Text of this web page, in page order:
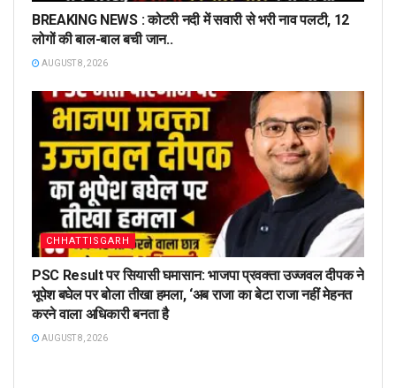
BREAKING NEWS : कोटरी नदी में सवारी से भरी नाव पलटी, 12
लोगों की बाल-बाल बची जान..
AUGUST 8, 2026
CHHATTISGARH
PSC Result पर सियासी घमासान: भाजपा प्रवक्ता उज्जवल दीपक ने
भूपेश बघेल पर बोला तीखा हमला, ‘अब राजा का बेटा राजा नहीं मेहनत
करने वाला अधिकारी बनता है
AUGUST 8, 2026